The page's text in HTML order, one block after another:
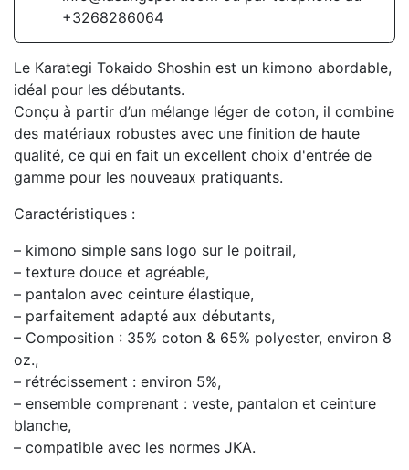
+3268286064
Le Karategi Tokaido Shoshin est un kimono abordable,
idéal pour les débutants.
Conçu à partir d’un mélange léger de coton, il combine
des matériaux robustes avec une finition de haute
qualité, ce qui en fait un excellent choix d'entrée de
gamme pour les nouveaux pratiquants.
Caractéristiques :
– kimono simple sans logo sur le poitrail,
– texture douce et agréable,
– pantalon avec ceinture élastique,
– parfaitement adapté aux débutants,
– Composition : 35% coton & 65% polyester, environ 8
oz.,
– rétrécissement : environ 5%,
– ensemble comprenant : veste, pantalon et ceinture
blanche,
– compatible avec les normes JKA.